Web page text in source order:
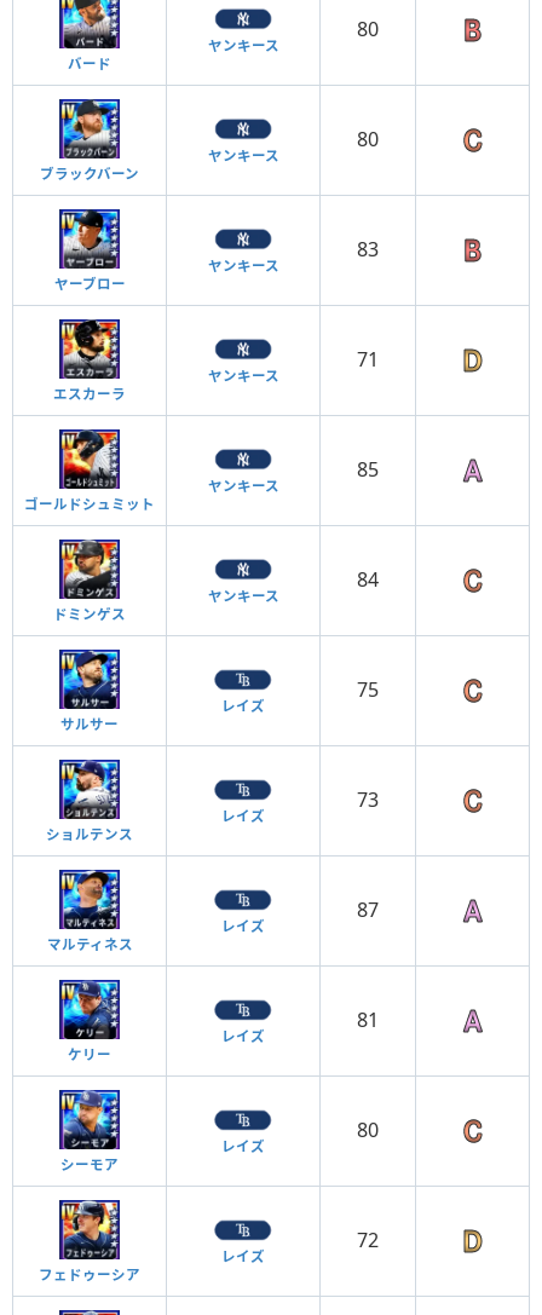
バード
ヤンキース
80
ブラックバーン
ヤンキース
80
ヤーブロー
ヤンキース
83
エスカーラ
ヤンキース
71
ゴールドシュミット
ヤンキース
85
ドミンゲス
ヤンキース
84
サルサー
レイズ
75
ショルテンス
レイズ
73
マルティネス
レイズ
87
ケリー
レイズ
81
シーモア
レイズ
80
フェドゥーシア
レイズ
72